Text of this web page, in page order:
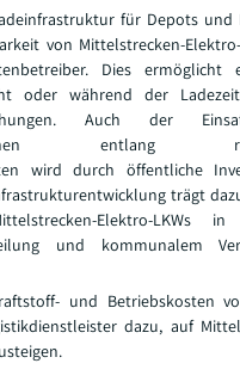
für Depots und
von Mittelstrecken-
Dies ermöglicht
oder während der
Auch der
entlang
wird durch öffentliche
trägt
Elektro-LKWs in
und kommunalem
und Betriebskosten
dazu, auf